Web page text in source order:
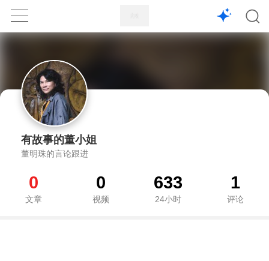
1X
有故事的董小姐
董明珠的言论跟进
0
文章
0
视频
633
24小时
1
评论